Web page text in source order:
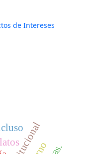
de Intereses